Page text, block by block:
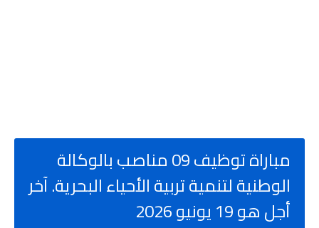
مباراة توظيف 09 مناصب بالوكالة
الوطنية لتنمية تربية الأحياء البحرية. آخر
أجل هو 19 يونيو 2026